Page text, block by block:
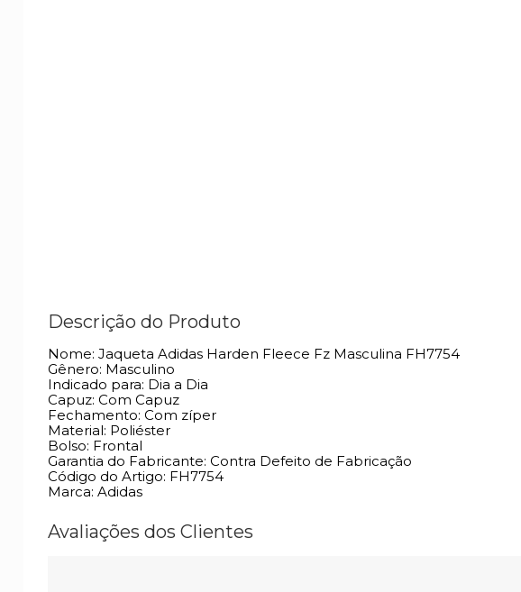
Descrição do Produto
Nome: Jaqueta Adidas Harden Fleece Fz Masculina FH7754
Gênero: Masculino
Indicado para: Dia a Dia
Capuz: Com Capuz
Fechamento: Com zíper
Material: Poliéster
Bolso: Frontal
Garantia do Fabricante: Contra Defeito de Fabricação
Código do Artigo: FH7754
Marca: Adidas
Avaliações dos Clientes